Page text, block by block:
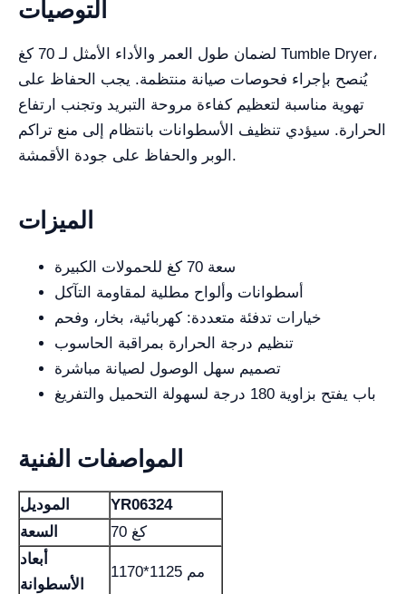
التوصيات
لضمان طول العمر والأداء الأمثل لـ 70 كغ Tumble Dryer،
يُنصح بإجراء فحوصات صيانة منتظمة. يجب الحفاظ على
تهوية مناسبة لتعظيم كفاءة مروحة التبريد وتجنب ارتفاع
الحرارة. سيؤدي تنظيف الأسطوانات بانتظام إلى منع تراكم
الوبر والحفاظ على جودة الأقمشة.
الميزات
سعة 70 كغ للحمولات الكبيرة
أسطوانات وألواح مطلية لمقاومة التآكل
خيارات تدفئة متعددة: كهربائية، بخار، وفحم
تنظيم درجة الحرارة بمراقبة الحاسوب
تصميم سهل الوصول لصيانة مباشرة
باب يفتح بزاوية 180 درجة لسهولة التحميل والتفريغ
المواصفات الفنية
الموديل
YR06324
السعة
70 كغ
أبعاد
الأسطوانة
1170*1125 مم